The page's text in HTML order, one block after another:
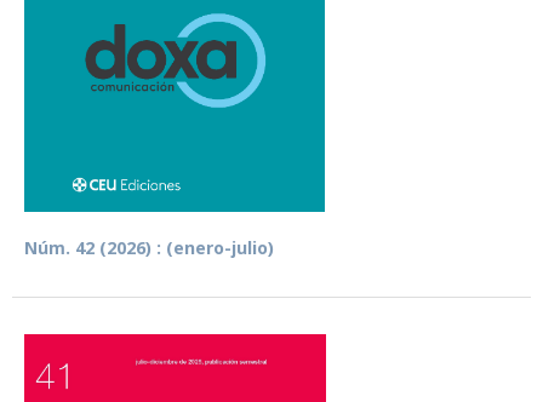
Núm. 42 (2026) : (enero-julio)